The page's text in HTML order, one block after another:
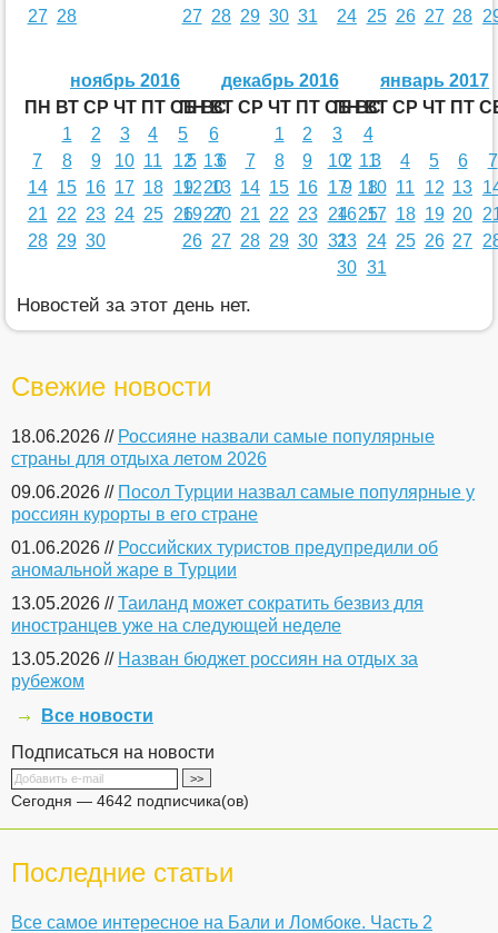
27 28
27 28 29 30 31
24 25 26 27 28
ноябрь 2016
ПН ВТ СР ЧТ ПТ СБ ВС
1
2 3 4 5
6
7
8 9 10 11 12
13
14 15 16 17 18 19
20
21 22 23 24 25 26
27
28 29 30
декабрь 2016
ПН ВТ СР ЧТ ПТ СБ ВС
1
2 3
4
5
6 7 8 9 10
11
12 13 14 15 16 17
18
19 20 21 22 23 24
25
26 27 28 29 30 31
январь 2017
ПН ВТ СР ЧТ ПТ
2 3 4 5 6
7
9
10 11 12 13
16 17 18 19 20
23 24 25 26 27
30 31
Новостей за этот день нет.
Свежие новости
18.06.2026 // Россияне назвали самые популярные
страны для отдыха летом 2026
09.06.2026 // Посол Турции назвал самые популярные у
россиян курорты в его стране
01.06.2026 // Российских туристов предупредили об
аномальной жаре в Турции
13.05.2026 //Таиланд может сократить безвиз для
иностранцев уже на следующей неделе
13.05.2026 // Назван бюджет россиян на отдых за
рубежом
Все новости
Подписаться на новости
Сегодня — 4642 подписчика(ов)
Последние статьи
Все самое интересное на Бали и Ломбоке. Часть 2